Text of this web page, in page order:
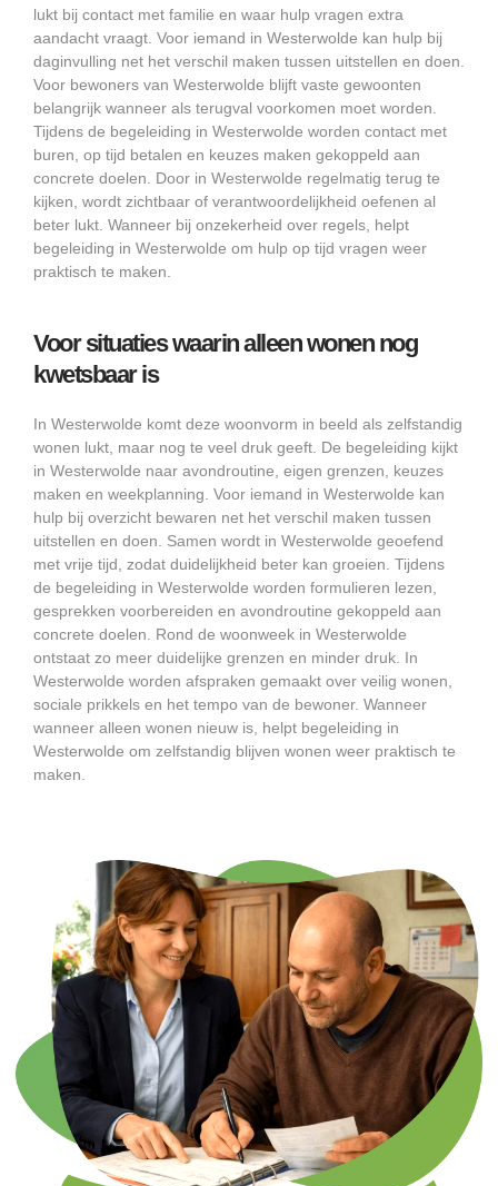
lukt bij contact met familie en waar hulp vragen extra
aandacht vraagt. Voor iemand in Westerwolde kan hulp bij
daginvulling net het verschil maken tussen uitstellen en doen.
Voor bewoners van Westerwolde blijft vaste gewoonten
belangrijk wanneer als terugval voorkomen moet worden.
Tijdens de begeleiding in Westerwolde worden contact met
buren, op tijd betalen en keuzes maken gekoppeld aan
concrete doelen. Door in Westerwolde regelmatig terug te
kijken, wordt zichtbaar of verantwoordelijkheid oefenen al
beter lukt. Wanneer bij onzekerheid over regels, helpt
begeleiding in Westerwolde om hulp op tijd vragen weer
praktisch te maken.
Voor situaties waarin alleen wonen nog
kwetsbaar is
In Westerwolde komt deze woonvorm in beeld als zelfstandig
wonen lukt, maar nog te veel druk geeft. De begeleiding kijkt
in Westerwolde naar avondroutine, eigen grenzen, keuzes
maken en weekplanning. Voor iemand in Westerwolde kan
hulp bij overzicht bewaren net het verschil maken tussen
uitstellen en doen. Samen wordt in Westerwolde geoefend
met vrije tijd, zodat duidelijkheid beter kan groeien. Tijdens
de begeleiding in Westerwolde worden formulieren lezen,
gesprekken voorbereiden en avondroutine gekoppeld aan
concrete doelen. Rond de woonweek in Westerwolde
ontstaat zo meer duidelijke grenzen en minder druk. In
Westerwolde worden afspraken gemaakt over veilig wonen,
sociale prikkels en het tempo van de bewoner. Wanneer
wanneer alleen wonen nieuw is, helpt begeleiding in
Westerwolde om zelfstandig blijven wonen weer praktisch te
maken.